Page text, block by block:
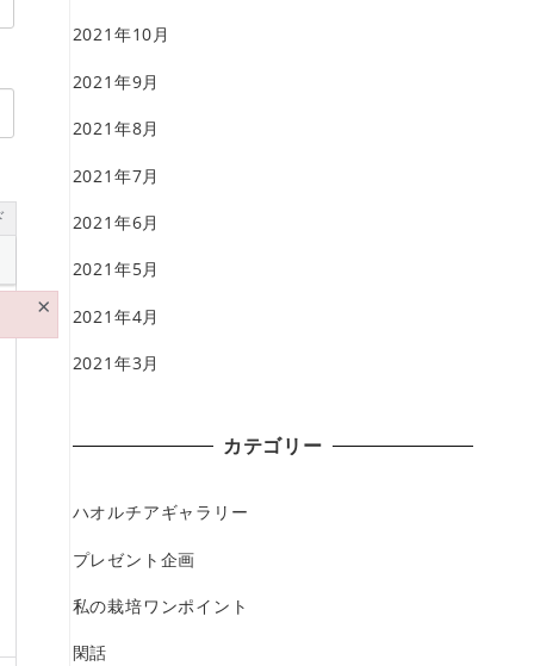
2021年10月
2021年9月
2021年8月
2021年7月
2021年6月
2021年5月
2021年4月
2021年3月
カテゴリー
ハオルチアギャラリー
プレゼント企画
私の栽培ワンポイント
閑話
×